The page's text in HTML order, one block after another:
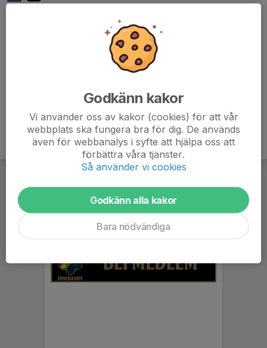
Godkänn kakor
Vi använder oss av kakor (cookies) för att vår
webbplats ska fungera bra för dig. De används
även för webbanalys i syfte att hjälpa oss att
förbättra våra tjänster.
Så använder vi cookies
Godkänn alla kakor
Bara nödvändiga